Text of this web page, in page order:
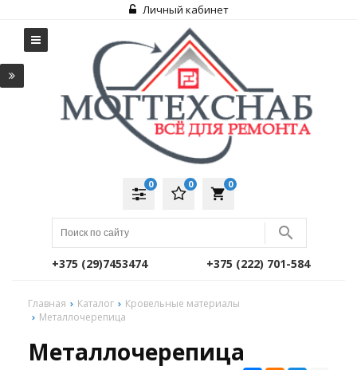
Личный кабинет
local_grocery_store
0
0
0
+375 (29)7453474 +375 (222) 701-584
Главная Каталог
Кровельные материалы
Металлочерепица
Металлочерепица